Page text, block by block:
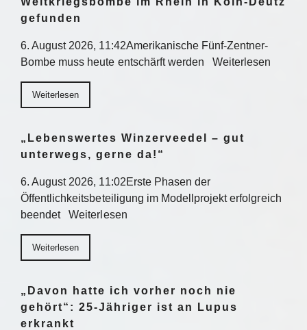
gefunden
6. August 2026, 11:42Amerikanische Fünf-Zentner-
Bombe muss heute entschärft werden Weiterlesen
Weiterlesen
„Lebenswertes Winzerveedel – gut
unterwegs, gerne da!“
6. August 2026, 11:02Erste Phasen der
Öffentlichkeitsbeteiligung im Modellprojekt erfolgreich
beendet Weiterlesen
Weiterlesen
„Davon hatte ich vorher noch nie
gehört“: 25-Jähriger ist an Lupus
erkrankt